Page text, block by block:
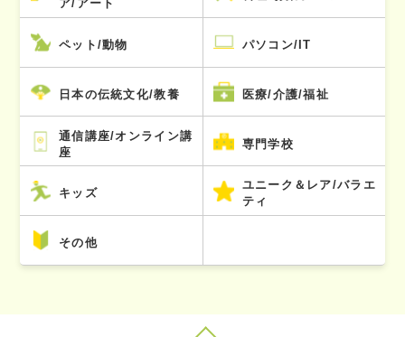
ア/アート
ペット/動物 パソコン/IT
日本の伝統文化/教養 医療/介護/福祉
通信講座/オンライン講
座
専門学校
キッズ
ユニーク＆レア/バラエ
ティ
その他